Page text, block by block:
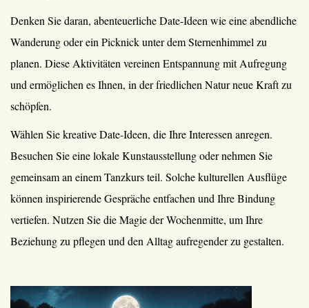
Denken Sie daran, abenteuerliche Date-Ideen wie eine abendliche
Wanderung oder ein Picknick unter dem Sternenhimmel zu
planen. Diese Aktivitäten vereinen Entspannung mit Aufregung
und ermöglichen es Ihnen, in der friedlichen Natur neue Kraft zu
schöpfen.
Wählen Sie kreative Date-Ideen, die Ihre Interessen anregen.
Besuchen Sie eine lokale Kunstausstellung oder nehmen Sie
gemeinsam an einem Tanzkurs teil. Solche kulturellen Ausflüge
können inspirierende Gespräche entfachen und Ihre Bindung
vertiefen. Nutzen Sie die Magie der Wochenmitte, um Ihre
Beziehung zu pflegen und den Alltag aufregender zu gestalten.